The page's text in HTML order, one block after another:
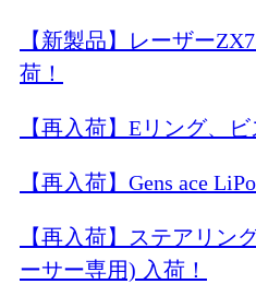
【新製品】レーザー
荷！
【再入荷】Eリング、ビ
【再入荷】Gens ace
【再入荷】ステアリン
ーサー専用) 入荷！